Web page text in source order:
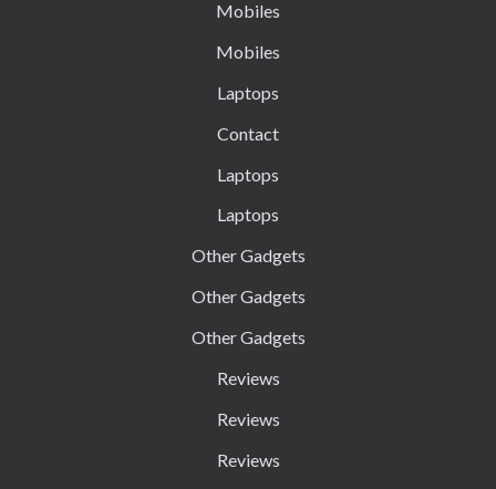
Mobiles
Mobiles
Laptops
Contact
Laptops
Laptops
Other Gadgets
Other Gadgets
Other Gadgets
Reviews
Reviews
Reviews